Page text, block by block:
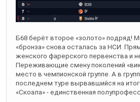
Б68 берёт второе «золото» подряд!
«бронза» снова осталась за НСИ.
женского фарерского первенства и
Переживающие смену поколений
место в чемпионской группе. А в
последнем туре вырвавшийся на
«Скоала» - единственная